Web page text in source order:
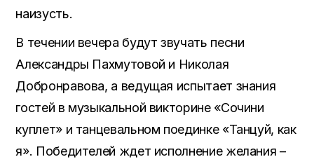
наизусть.
В течении вечера будут звучать песни
Александры Пахмутовой и Николая
Добронравова, а ведущая испытает знания
гостей в музыкальной викторине «Сочини
куплет» и танцевальном поединке «Танцуй, как
я». Победителей ждет исполнение желания –